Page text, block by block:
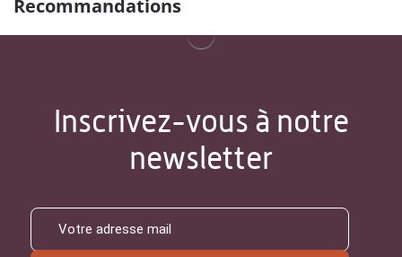
Recommandations
Inscrivez-vous à notre
newsletter